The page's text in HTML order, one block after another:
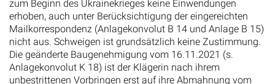
zum Beginn des Ukrainekrieges keine Einwendungen
erhoben, auch unter Berücksichtigung der eingereichten
Mailkorrespondenz (Anlagekonvolut B 14 und Anlage B 15)
nicht aus. Schweigen ist grundsätzlich keine Zustimmung.
Die geänderte Baugenehmigung vom 16.11.2021 (s.
Anlagekonvolut K 18) ist der Klägerin nach ihrem
unbestrittenen Vorbringen erst auf ihre Abmahnung vom